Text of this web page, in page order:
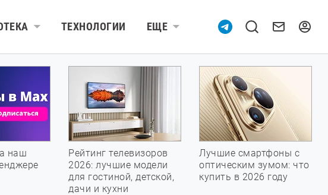
ТЕХНОЛОГИИ ЕЩЕ
наш
Рейтинг телевизоров
2026: лучшие модели
для гостиной, детской,
дачи и кухни
Лучшие смартфоны с
оптическим зумом: что
купить в 2026 году